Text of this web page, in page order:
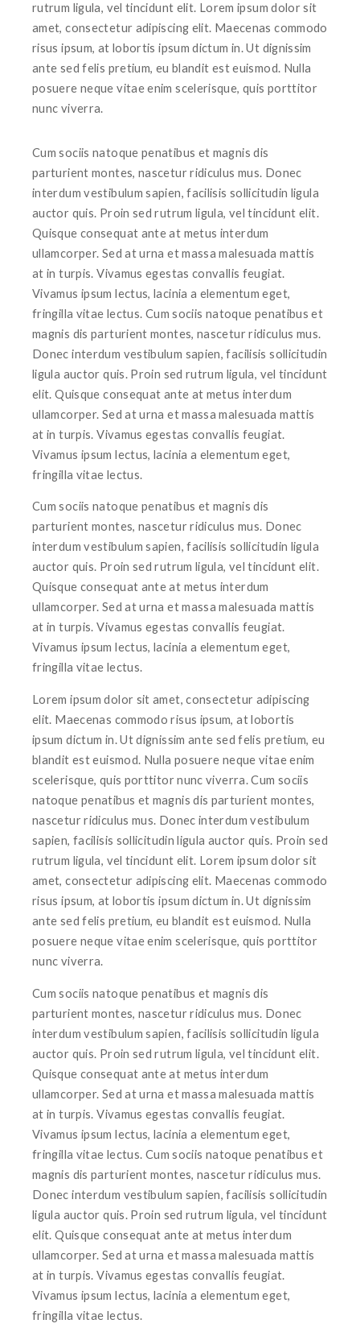
rutrum ligula, vel tincidunt elit. Lorem ipsum dolor sit
amet, consectetur adipiscing elit. Maecenas commodo
risus ipsum, at lobortis ipsum dictum in. Ut dignissim
ante sed felis pretium, eu blandit est euismod. Nulla
posuere neque vitae enim scelerisque, quis porttitor
nunc viverra.
Cum sociis natoque penatibus et magnis dis
parturient montes, nascetur ridiculus mus. Donec
interdum vestibulum sapien, facilisis sollicitudin ligula
auctor quis. Proin sed rutrum ligula, vel tincidunt elit.
Quisque consequat ante at metus interdum
ullamcorper. Sed at urna et massa malesuada mattis
at in turpis. Vivamus egestas convallis feugiat.
Vivamus ipsum lectus, lacinia a elementum eget,
fringilla vitae lectus. Cum sociis natoque penatibus et
magnis dis parturient montes, nascetur ridiculus mus.
Donec interdum vestibulum sapien, facilisis sollicitudin
ligula auctor quis. Proin sed rutrum ligula, vel tincidunt
elit. Quisque consequat ante at metus interdum
ullamcorper. Sed at urna et massa malesuada mattis
at in turpis. Vivamus egestas convallis feugiat.
Vivamus ipsum lectus, lacinia a elementum eget,
fringilla vitae lectus.
Cum sociis natoque penatibus et magnis dis
parturient montes, nascetur ridiculus mus. Donec
interdum vestibulum sapien, facilisis sollicitudin ligula
auctor quis. Proin sed rutrum ligula, vel tincidunt elit.
Quisque consequat ante at metus interdum
ullamcorper. Sed at urna et massa malesuada mattis
at in turpis. Vivamus egestas convallis feugiat.
Vivamus ipsum lectus, lacinia a elementum eget,
fringilla vitae lectus.
Lorem ipsum dolor sit amet, consectetur adipiscing
elit. Maecenas commodo risus ipsum, at lobortis
ipsum dictum in. Ut dignissim ante sed felis pretium, eu
blandit est euismod. Nulla posuere neque vitae enim
scelerisque, quis porttitor nunc viverra. Cum sociis
natoque penatibus et magnis dis parturient montes,
nascetur ridiculus mus. Donec interdum vestibulum
sapien, facilisis sollicitudin ligula auctor quis. Proin sed
rutrum ligula, vel tincidunt elit. Lorem ipsum dolor sit
amet, consectetur adipiscing elit. Maecenas commodo
risus ipsum, at lobortis ipsum dictum in. Ut dignissim
ante sed felis pretium, eu blandit est euismod. Nulla
posuere neque vitae enim scelerisque, quis porttitor
nunc viverra.
Cum sociis natoque penatibus et magnis dis
parturient montes, nascetur ridiculus mus. Donec
interdum vestibulum sapien, facilisis sollicitudin ligula
auctor quis. Proin sed rutrum ligula, vel tincidunt elit.
Quisque consequat ante at metus interdum
ullamcorper. Sed at urna et massa malesuada mattis
at in turpis. Vivamus egestas convallis feugiat.
Vivamus ipsum lectus, lacinia a elementum eget,
fringilla vitae lectus. Cum sociis natoque penatibus et
magnis dis parturient montes, nascetur ridiculus mus.
Donec interdum vestibulum sapien, facilisis sollicitudin
ligula auctor quis. Proin sed rutrum ligula, vel tincidunt
elit. Quisque consequat ante at metus interdum
ullamcorper. Sed at urna et massa malesuada mattis
at in turpis. Vivamus egestas convallis feugiat.
Vivamus ipsum lectus, lacinia a elementum eget,
fringilla vitae lectus.